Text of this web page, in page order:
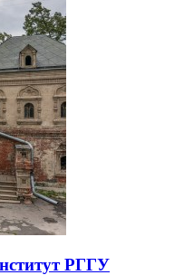
РГГУ